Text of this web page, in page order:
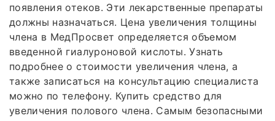
появления отеков. Эти лекарственные препараты
должны назначаться. Цена увеличения толщины
члена в МедПросвет определяется объемом
введенной гиалуроновой кислоты. Узнать
подробнее о стоимости увеличения члена, а
также записаться на консультацию специалиста
можно по телефону. Купить средство для
увеличения полового члена. Самым безопасными